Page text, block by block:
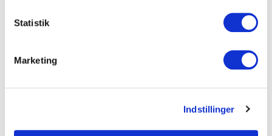
Statistik
Marketing
Indstillinger